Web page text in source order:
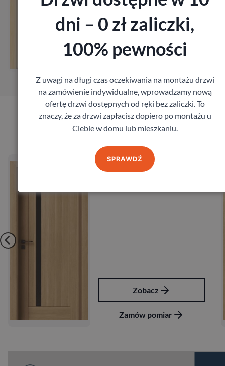
Produkty marki Admar
Admar Apollo
dni – 0 zł zaliczki,
100% pewności
Z uwagi na długi czas oczekiwania na montażu drzwi
na zamówienie indywidualne, wprowadzamy nową
ofertę drzwi dostępnych od ręki bez zaliczki. To
znaczy, że za drzwi zapłacisz dopiero po montażu u
Ciebie w domu lub mieszkaniu.
SPRAWDŹ